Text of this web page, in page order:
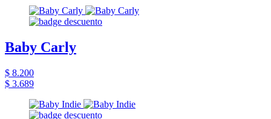
Baby Carly
$ 8.200
$ 3.689